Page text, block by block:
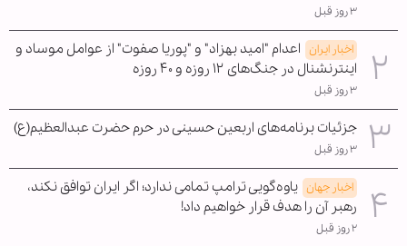
۳ روز قبل
اخبار ایران اعدام "امید بهزاد" و "پوریا صفوت" از عوامل موساد و
اینترنشنال در جنگ‌های ۱۲ روزه و ۴۰ روزه
۳ روز قبل
جزئیات برنامه‌های اربعین حسینی در حرم حضرت عبدالعظیم(ع)
۳ روز قبل
اخبار جهان یاوه‌گویی ترامپ تمامی ندارد؛ اگر ایران توافق نکند،
رهبر آن را هدف قرار خواهیم داد!
۲ روز قبل